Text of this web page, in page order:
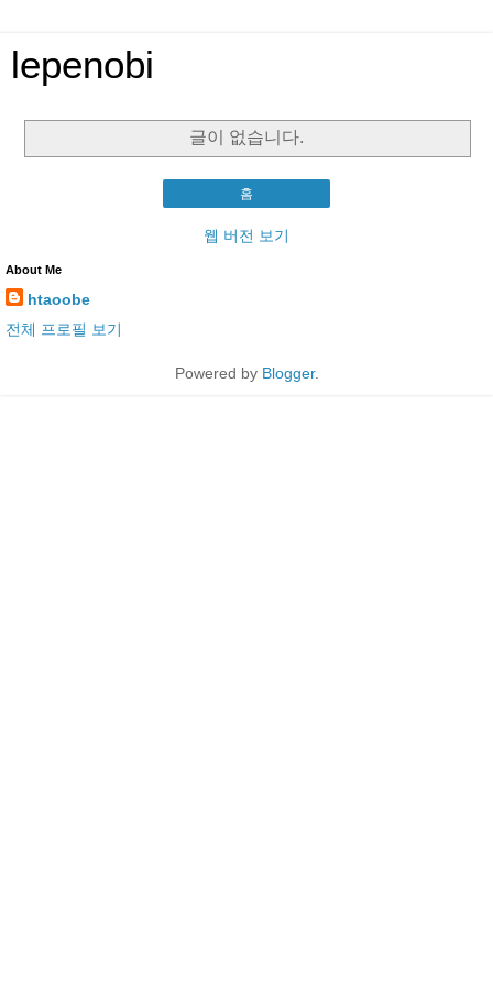
lepenobi
글이 없습니다.
홈
웹 버전 보기
About Me
htaoobe
전체 프로필 보기
Powered by Blogger.